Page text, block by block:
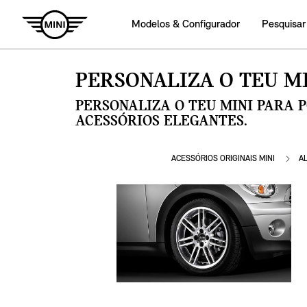
Modelos & Configurador
PERSONALIZA O TEU
PERSONALIZA O TEU MINI PARA
ACESSÓRIOS ELEGANTES.
ACESSÓRIOS ORIGINAIS MINI